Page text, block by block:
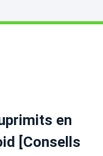
en
[Consells